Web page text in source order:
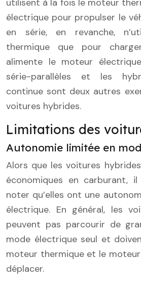
électrique pour propulser le
en série, en revanche,
thermique que pour
alimente le moteur
série-parallèles et les
continue sont deux autres
voitures hybrides.
Limitations des
Autonomie limitée en
Alors que les voitures
économiques en carburant,
noter qu’elles ont une
électrique. En général, les
peuvent pas parcourir de
mode électrique seul et
moteur thermique et le
déplacer.